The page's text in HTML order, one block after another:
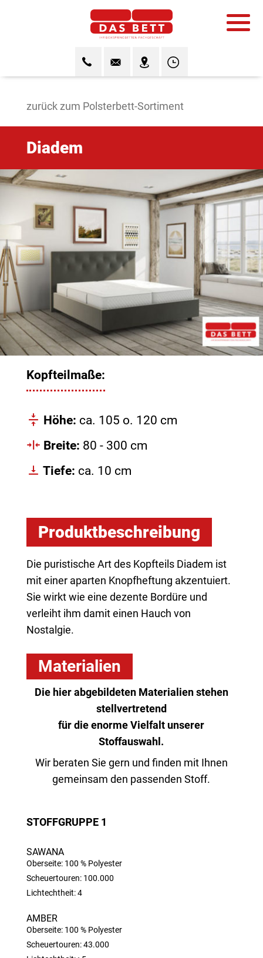
zurück zum Polsterbett-Sortiment
Diadem
Kopfteilmaße:
Höhe: ca. 105 o. 120 cm
Breite: 80 - 300 cm
Tiefe: ca. 10 cm
Produktbeschreibung
Die puristische Art des Kopfteils Diadem ist
mit einer aparten Knopfheftung akzentuiert.
Sie wirkt wie eine dezente Bordüre und
verleiht ihm damit einen Hauch von
Nostalgie.
Materialien
Die hier abgebildeten Materialien stehen
stellvertretend
für die enorme Vielfalt unserer
Stoffauswahl.
Wir beraten Sie gern und finden mit Ihnen
gemeinsam den passenden Stoff.
STOFFGRUPPE 1
SAWANA
Oberseite: 100 % Polyester
Scheuertouren: 100.000
Lichtechtheit: 4
AMBER
Oberseite: 100 % Polyester
Scheuertouren: 43.000